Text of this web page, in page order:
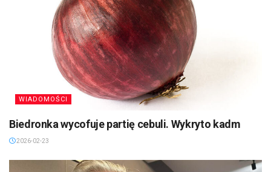
WIADOMOŚCI
Biedronka wycofuje partię cebuli. Wykryto kadm
2026-02-23